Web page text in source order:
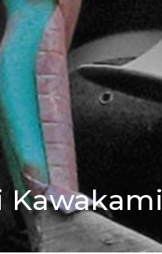
Kawakami